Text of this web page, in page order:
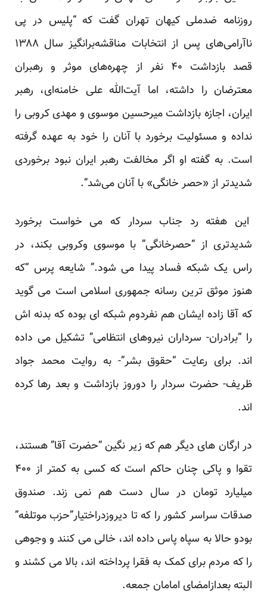
روزنامه ضدملی کیهان تهران گفت که “پلیس در پی
ناآرامی‌های پس از انتخابات مناقشه‌برانگیز سال ۱۳۸۸
قصد بازداشت ۴۰ نفر از چهره‌های موثر و رهبران
معترضان را داشته، اما آیت‌الله علی خامنه‌ای، رهبر
ایران، اجازه بازداشت میرحسین موسوی و مهدی کروبی را
نداده و مسئولیت برخورد با آنان را خود به عهده گرفته
است. به گفته او اگر مخالفت رهبر ایران نبود برخوردی
شدیدتر از «حصر خانگی» با آنان می‌شد”.
این هفته رد جناب سردار که می خواست برخورد
شدیدتری از “حصرخانگی” با موسوی وکروبی بکند، در
راس یک شبکه فساد پیدا می شود.” شایعه پرس “که
هنوز موثق ترین رسانه جمهوری اسلامی است می گوید
که آقا زاده ایشان هم نفردوم شبکه ای بوده که بدنه اش
را “برادران- سرداران نیروهای انتظامی” تشکیل می داده
اند. برای رعایت “حقوق بشر”- به روایت محمد جواد
ظریف- حضرت سردار را دوروز بازداشت و بعد رها کرده
اند.
در ارگان های دیگر هم که زیر نگین “حضرت آقا” هستند،
تقوا و پاکی چنان حاکم است که کسی به کمتر از ۴۰۰
میلیارد تومان در سال دست هم نمی زند. صندوق
صدقات سراسر کشور را که تا دیروزدراختیار”حزب موتلفه”
بودو حالا به سپاه پاس داده اند، خالی می کنند و وجوهی
را که مردم برای کمک به فقرا پرداخته اند، بالا می کشند و
البته بعدازامضای امامان جمعه.